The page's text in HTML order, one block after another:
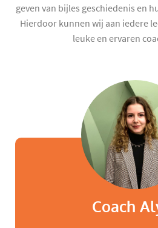
geven van bijles geschiedenis en
Hierdoor kunnen wij aan iedere
leuke en ervaren
Coach